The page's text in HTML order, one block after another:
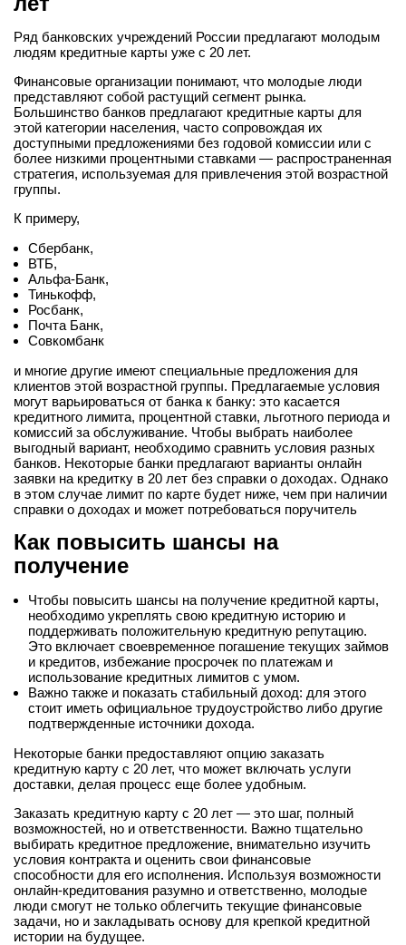
Ряд банковских учреждений России предлагают молодым
людям кредитные карты уже с 20 лет.
Финансовые организации понимают, что молодые люди
представляют собой растущий сегмент рынка.
Большинство банков предлагают кредитные карты для
этой категории населения, часто сопровождая их
доступными предложениями без годовой комиссии или с
более низкими процентными ставками — распространенная
стратегия, используемая для привлечения этой возрастной
группы.
К примеру,
Сбербанк,
ВТБ,
Альфа-Банк,
Тинькофф,
Росбанк,
Почта Банк,
Совкомбанк
и многие другие имеют специальные предложения для
клиентов этой возрастной группы. Предлагаемые условия
могут варьироваться от банка к банку: это касается
кредитного лимита, процентной ставки, льготного периода и
комиссий за обслуживание. Чтобы выбрать наиболее
выгодный вариант, необходимо сравнить условия разных
банков. Некоторые банки предлагают варианты онлайн
заявки на кредитку в 20 лет без справки о доходах. Однако
в этом случае лимит по карте будет ниже, чем при наличии
справки о доходах и может потребоваться поручитель
Как повысить шансы на
получение
Чтобы повысить шансы на получение кредитной карты,
необходимо укреплять свою кредитную историю и
поддерживать положительную кредитную репутацию.
Это включает своевременное погашение текущих займов
и кредитов, избежание просрочек по платежам и
использование кредитных лимитов с умом.
Важно также и показать стабильный доход: для этого
стоит иметь официальное трудоустройство либо другие
подтвержденные источники дохода.
Некоторые банки предоставляют опцию заказать
кредитную карту с 20 лет, что может включать услуги
доставки, делая процесс еще более удобным.
Заказать кредитную карту с 20 лет — это шаг, полный
возможностей, но и ответственности. Важно тщательно
выбирать кредитное предложение, внимательно изучить
условия контракта и оценить свои финансовые
способности для его исполнения. Используя возможности
онлайн-кредитования разумно и ответственно, молодые
люди смогут не только облегчить текущие финансовые
задачи, но и закладывать основу для крепкой кредитной
истории на будущее.